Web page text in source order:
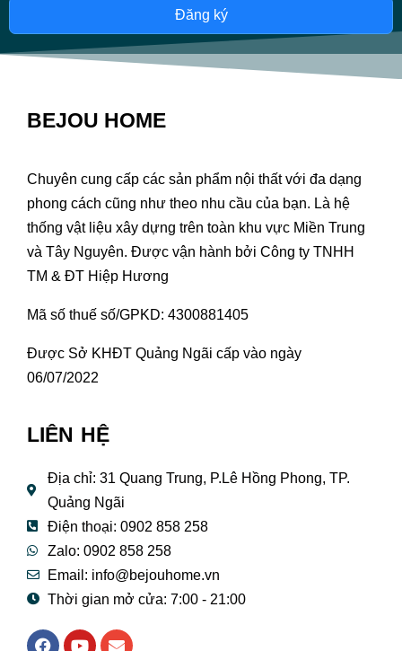
Đăng ký
BEJOU HOME
Chuyên cung cấp các sản phẩm nội thất với đa dạng
phong cách cũng như theo nhu cầu của bạn. Là hệ
thống vật liệu xây dựng trên toàn khu vực Miền Trung
và Tây Nguyên. Được vận hành bởi Công ty TNHH
TM & ĐT Hiệp Hương
Mã số thuế số/GPKD: 4300881405
Được Sở KHĐT Quảng Ngãi cấp vào ngày
06/07/2022
LIÊN HỆ
Địa chỉ: 31 Quang Trung, P.Lê Hồng Phong, TP.
Quảng Ngãi
Điện thoại: 0902 858 258
Zalo: 0902 858 258
Email: info@bejouhome.vn
Thời gian mở cửa: 7:00 - 21:00
F
Y
E